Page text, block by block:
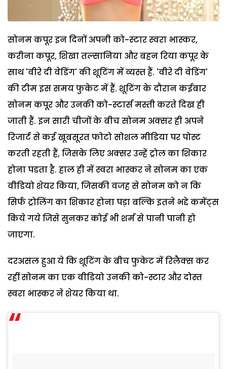
सोनम कपूर इन दिनों अपनी को-स्टार स्‍वरा भास्‍कर,
करीना कपूर, शिखा तल्‍सानिया और बहन रिया कपूर के
साथ 'वीरे दी वेडिंग' की शूटिंग में व्यस्त हैं. 'वीरे दी वेडिंग'
की टीम इस समय फुकेट में हैं. शूटिंग के दौरान कईबार
सोनम कपूर और उनकी को-स्टार्स मस्ती करते दिख ही
जाती हैं. इन सारी चीजों के बीच सोनम अक्सर ही अपने
रिजार्ट से कई खूबसूरत फोटो सोशल मीडिया पर पोस्‍ट
करती रहती हैं, जिसके लिए अक्सर उन्हें ट्रोल का शिकार
होना पडता है. हाल ही में स्‍वरा भास्‍कर ने सोनम का एक
वीडियो शेयर किया, जिसकी वजह से सोनम को न कि
सिर्फ ट्रोलिंग का शिकार होना पड़ा बल्कि इतने भद्दे कमेंट्स
किये गये जिसे सुनकर कोई भी शर्म से पानी पानी हो
जाएगा.
दरअसल हुआ ये कि शूटिंग के बीच फुकेट में रिलैक्स कर
रहीं सोनम का एक वीडियो उनकी को-स्‍टार और दोस्‍त
स्‍वरा भास्‍कर ने शेयर किया था.